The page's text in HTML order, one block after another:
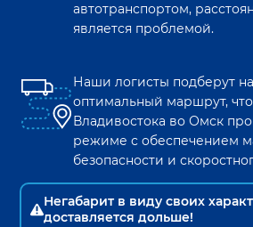
автотранспортом,
является проблемой.
Наши логисты подберут
оптимальный маршрут,
Владивостока воОмск
режиме с обеспечением
безопасности и
Негабарит в виду своих
доставляется дольше!